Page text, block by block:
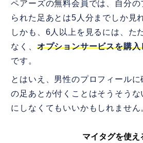
ペアーズの無料会員では、自分
られた足あとは5人分までしか見
しかも、6人以上を見るには、た
なく、 オプションサービスを購
です。
とはいえ、男性のプロフィール
の足あとが付くことはそうそう
にしなくてもいいかもしれません
マイタグを使え